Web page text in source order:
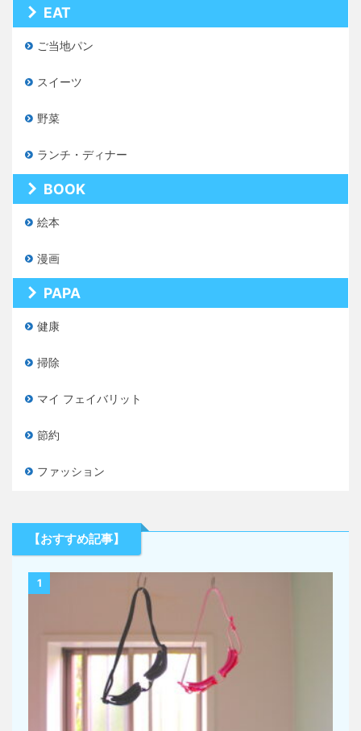
EAT
ご当地パン
スイーツ
野菜
ランチ・ディナー
BOOK
絵本
漫画
PAPA
健康
掃除
マイ フェイバリット
節約
ファッション
【おすすめ記事】
1